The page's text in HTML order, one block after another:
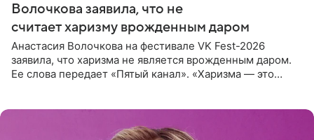
Волочкова заявила, что не
считает харизму врожденным даром
Анастасия Волочкова на фестивале VK Fest-2026
заявила, что харизма не является врожденным даром.
Ее слова передает «Пятый канал». «Харизма — это